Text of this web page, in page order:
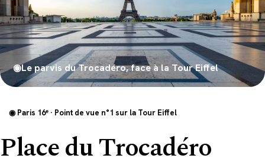
◉ Paris 16ᵉ · Point de vue n°1 sur la Tour Eiffel
Place du Trocadéro
◉Le parvis du Trocadéro, face à la Tour Eiffel